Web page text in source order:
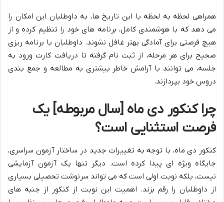
همراهی لحظه به لحظه با این تاریخ ها، به داوطلبان این امکان را
می دهد که با هوشمندی کامل، برنامه های خود را تنظیم کرده و از
هیچ فرصتی برای آمادگی بهتر غافل نشوند. داوطلبان با برنامه ریزی
صحیح برای هر مرحله، از ثبت نام گرفته تا دریافت کارت ورود به
جلسه، می توانند با آرامش خاطر بیشتری به مطالعه و جمع بندی
دروس خود بپردازند.
چرا کنکور دی ماه [سال مربوطه] یک
فرصت استثنایی است؟
کنکور دی ماه، با توجه به تغییرات جدید در ساختار آزمون سراسری،
جایگاه ویژه ای پیدا کرده است. دیگر تنها یک آزمون آزمایشی
نیست، بلکه نوبت اولی است که می تواند سرنوشت تحصیلی بسیاری
از داوطلبان را رقم بزند. اهمیت این نوبت از کنکور از جنبه های